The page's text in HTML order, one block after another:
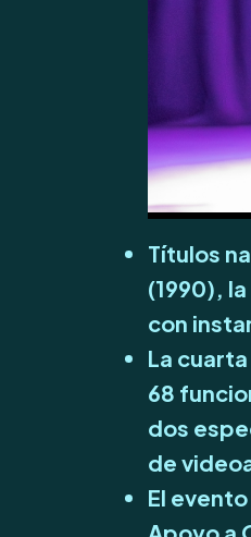
Títulos
(1990),
con
La
68
dos
de
El